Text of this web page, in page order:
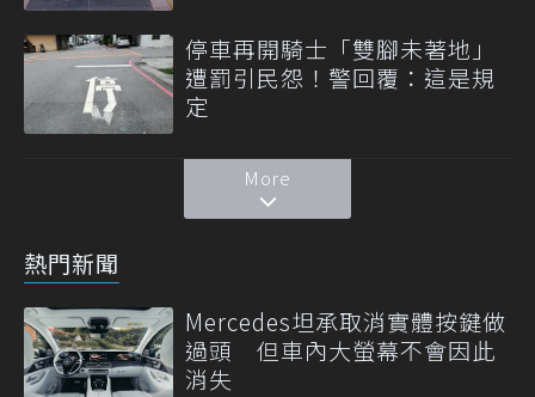
停車再開騎士「雙腳未著地」
遭罰引民怨！警回覆：這是規
定
More
熱門新聞
Mercedes坦承取消實體按鍵做
過頭 但車內大螢幕不會因此
消失